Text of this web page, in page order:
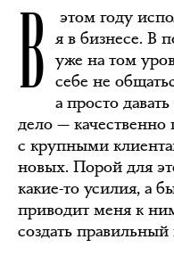
В
этом году
я в бизнесе. В
уже на том
себе не
а просто
дело — качественно
с крупными
новых. Порой для
какие-то усилия, а
приводит меня к
создать правильный